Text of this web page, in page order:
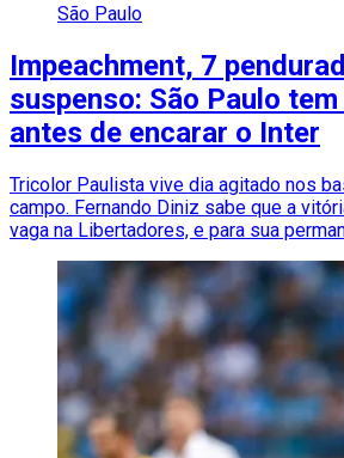
São Paulo
Impeachment, 7
suspenso: São Paulo
antes de encarar o Inter
Tricolor Paulista vive dia agitado nos
campo. Fernando Diniz sabe que a
vaga na Libertadores, e para sua